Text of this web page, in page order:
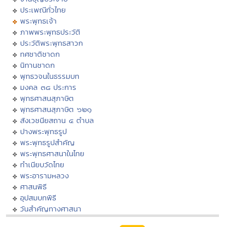
ประเพณีทั่วไทย
พระพุทธเจ้า
ภาพพระพุทธประวัติ
ประวัติพระพุทธสาวก
ทศชาติชาดก
นิทานชาดก
พุทธวจนในธรรมบท
มงคล ๓๘ ประการ
พุทธศาสนสุภาษิต
พุทธศาสนสุภาษิต ๖๒๑
สังเวชนียสถาน ๔ ตำบล
ปางพระพุทธรูป
พระพุทธรูปสำคัญ
พระพุทธศาสนาในไทย
ทำเนียบวัดไทย
พระอารามหลวง
ศาสนพิธี
อุปสมบทพิธี
วันสำคัญทางศาสนา